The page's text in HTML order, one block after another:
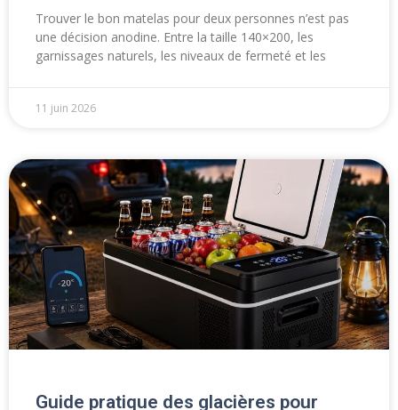
Trouver le bon matelas pour deux personnes n’est pas
une décision anodine. Entre la taille 140×200, les
garnissages naturels, les niveaux de fermeté et les
11 juin 2026
Guide pratique des glacières pour